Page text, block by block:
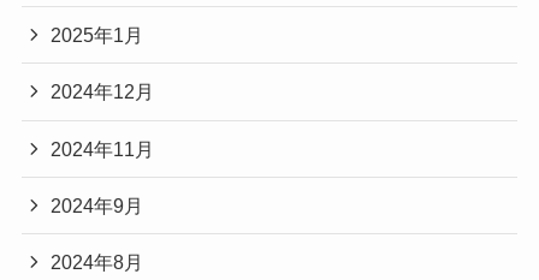
2025年1月
2024年12月
2024年11月
2024年9月
2024年8月